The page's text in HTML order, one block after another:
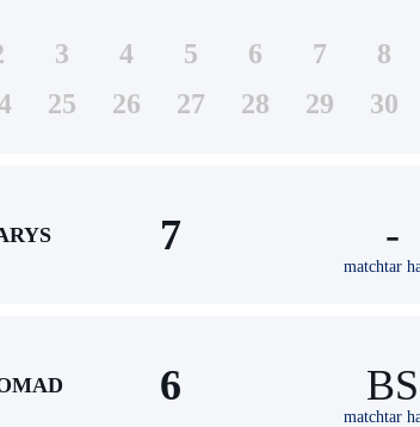
3 4 5 6 7 8
25 26 27 28 29 30
7 -
matchtar
6 BS
matchtar